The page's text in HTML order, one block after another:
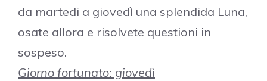
da martedi a giovedì una splendida Luna,
osate allora e risolvete questioni in
sospeso.
Giorno fortunato: giovedì